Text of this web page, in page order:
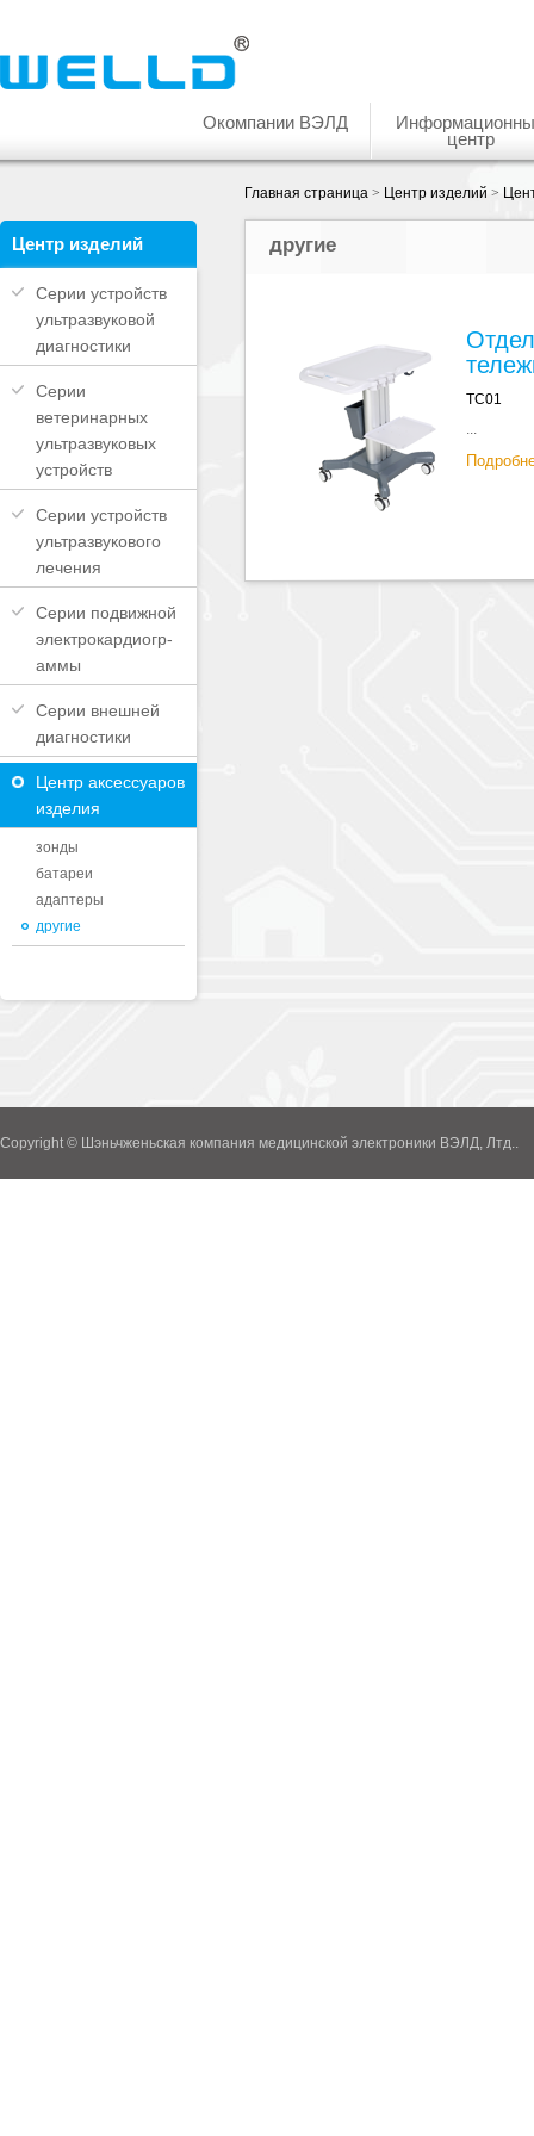
Окомпании ВЭЛД
центр
Центр изделий
Серии устройств
ультразвуковой
диагностики
Серии
ветеринарных
ультразвуковых
устройств
Серии устройств
ультразвукового
лечения
Серии подвижной
электрокардиогр-
аммы
Серии внешней
диагностики
Центр аксессуаров
изделия
зонды
батареи
адаптеры
другие
Главная страница > Центр изделий >
другие
TC01
...
Copyright © Шэньчженьская компания медицинской электроники ВЭЛД, Лтд..